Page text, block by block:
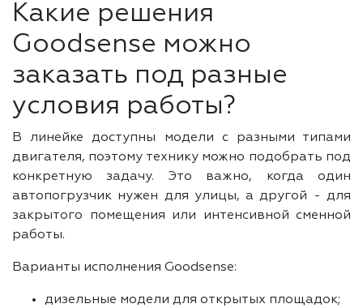
Какие решения
Goodsense можно
заказать под разные
условия работы?
В линейке доступны модели с разными типами
двигателя, поэтому технику можно подобрать под
конкретную задачу. Это важно, когда один
автопогрузчик нужен для улицы, а другой - для
закрытого помещения или интенсивной сменной
работы.
Варианты исполнения Goodsense:
дизельные модели для открытых площадок;